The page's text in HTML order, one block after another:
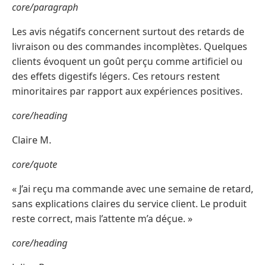
core/paragraph
Les avis négatifs concernent surtout des retards de
livraison ou des commandes incomplètes. Quelques
clients évoquent un goût perçu comme artificiel ou
des effets digestifs légers. Ces retours restent
minoritaires par rapport aux expériences positives.
core/heading
Claire M.
core/quote
« J’ai reçu ma commande avec une semaine de retard,
sans explications claires du service client. Le produit
reste correct, mais l’attente m’a déçue. »
core/heading